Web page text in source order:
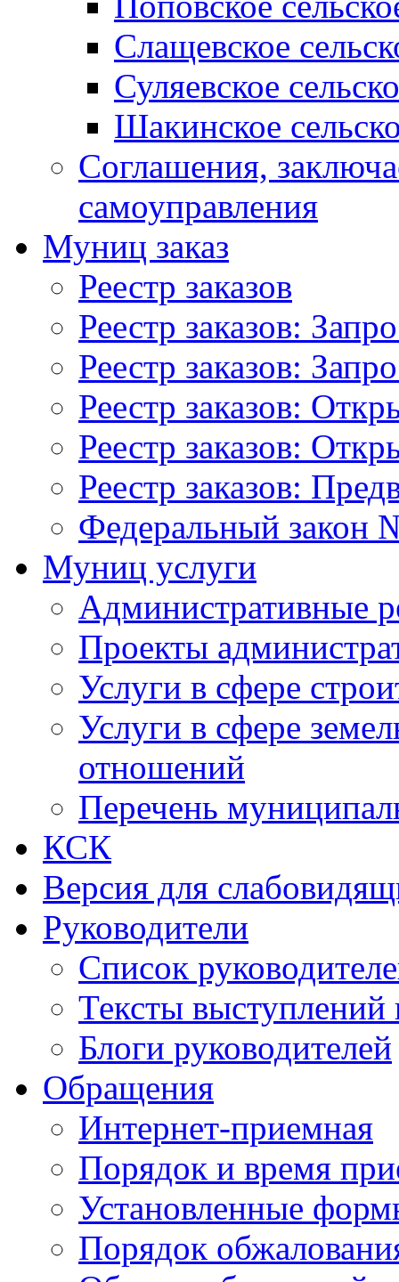
Слащевское
Суляевское
Шакинское
Соглашения,
самоуправления
Муниц заказ
Реестр заказов
Реестр заказов:
Реестр заказов:
Реестр заказов:
Реестр заказов:
Реестр заказов:
Федеральный закон
Муниц услуги
Административные
Проекты
Услуги в сфере
Услуги в сфере
отношений
Перечень
КСК
Версия для
Руководители
Список
Тексты выступлений
Блоги руководителей
Обращения
Интернет-приемная
Порядок и время
Установленные
Порядок